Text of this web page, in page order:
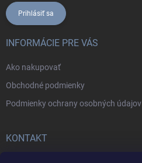
Prihlásiť sa
INFORMÁCIE PRE VÁS
Ako nakupovať
Obchodné podmienky
Podmienky ochrany osobných údajov
KONTAKT